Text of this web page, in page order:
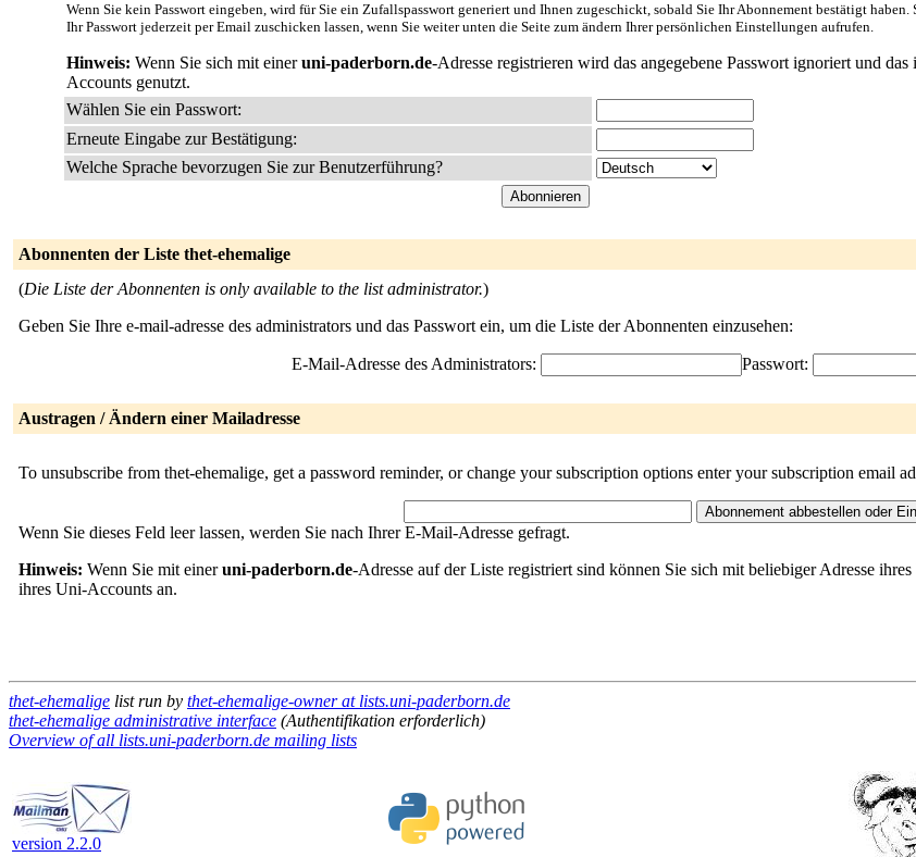
Wenn Sie kein Passwort eingeben, wird für Sie ein Zufallspasswort generiert und Ihnen zugeschickt, sobald Sie Ihr Abonnement bestätigt haben.
Ihr Passwort jederzeit per Email zuschicken lassen, wenn Sie weiter unten die Seite zum ändern Ihrer persönlichen Einstellungen aufrufen.
Hinweis: Wenn Sie sich mit eineruni-paderborn.de-Adresse registrieren wird das angegebene Passwort ignoriert und das
Accounts genutzt.
Wählen Sie ein Passwort:
Erneute Eingabe zur Bestätigung:
Welche Sprache bevorzugen Sie zur Benutzerführung?
Abonnenten der Liste thet-ehemalige
(Die Liste der Abonnenten is only available to the list administrator.)
Geben Sie Ihre e-mail-adresse des administrators und das Passwort ein, um die Liste der Abonnenten einzusehen:
E-Mail-Adresse des Administrators: Passwort:
Austragen / Ändern einer Mailadresse
To unsubscribe from thet-ehemalige, get a password reminder, or change your subscription options enter your subscription email
Wenn Sie dieses Feld leer lassen, werden Sie nach Ihrer E-Mail-Adresse gefragt.
Hinweis: Wenn Sie mit eineruni-paderborn.de-Adresse auf der Liste registriert sind können Sie sich mit beliebiger Adresse
ihres Uni-Accounts an.
thet-ehemalige list run by thet-ehemalige-owner at lists.uni-paderborn.de
thet-ehemalige administrative interface (Authentifikation erforderlich)
Overview of all lists.uni-paderborn.de mailing lists
version 2.2.0